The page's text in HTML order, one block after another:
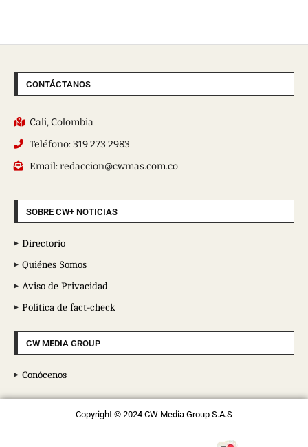
CONTÁCTANOS
Cali, Colombia
Teléfono: 319 273 2983
Email: redaccion@cwmas.com.co
SOBRE CW+ NOTICIAS
Directorio
Quiénes Somos
Aviso de Privacidad
Política de fact-check
CW MEDIA GROUP
Conócenos
Copyright © 2024 CW Media Group S.A.S